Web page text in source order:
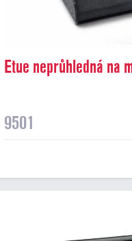
Etue neprůhledná na
9501